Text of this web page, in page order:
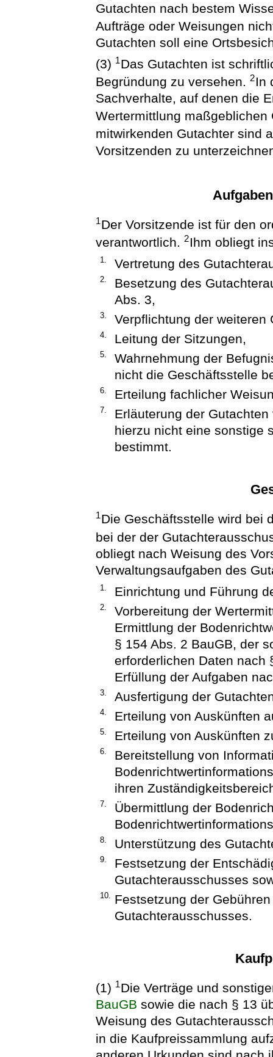
Gutachten nach bestem
Aufträge oder Weisungen
Gutachten soll eine
(3) 1Das Gutachten ist
Begründung zu versehen.2In
Sachverhalte, auf denen die
Wertermittlung
mitwirkenden Gutachter sind
Vorsitzenden zu
1Der Vorsitzende ist für den
verantwortlich.2Ihm obliegt
1. Vertretung des
2.
Besetzung des
Abs. 3,
3. Verpflichtung der weiteren
4. Leitung der Sitzungen,
5.
Wahrnehmung der
nicht die Geschäftsstelle
6. Erteilung fachlicher
7.
Erläuterung der
hierzu nicht eine sonstige
bestimmt.
1Die Geschäftsstelle wird bei
bei der der
obliegt nach Weisung des
Verwaltungsaufgaben des
1. Einrichtung und Führung
2.
Vorbereitung der
Ermittlung der
§ 154 Abs. 2 BauGB, der
erforderlichen Daten nach
Erfüllung der Aufgaben
3. Ausfertigung der
4. Erteilung von Auskünften
5. Erteilung von Auskünften
6.
Bereitstellung von
ihren
7.
Übermittlung der
8. Unterstützung des
9.
Festsetzung der
Gutachterausschusses
10.
Festsetzung der
Gutachterausschusses.
(1) 1Die Verträge und
BauGB sowie die nach § 13
Weisung des
in die Kaufpreissammlung